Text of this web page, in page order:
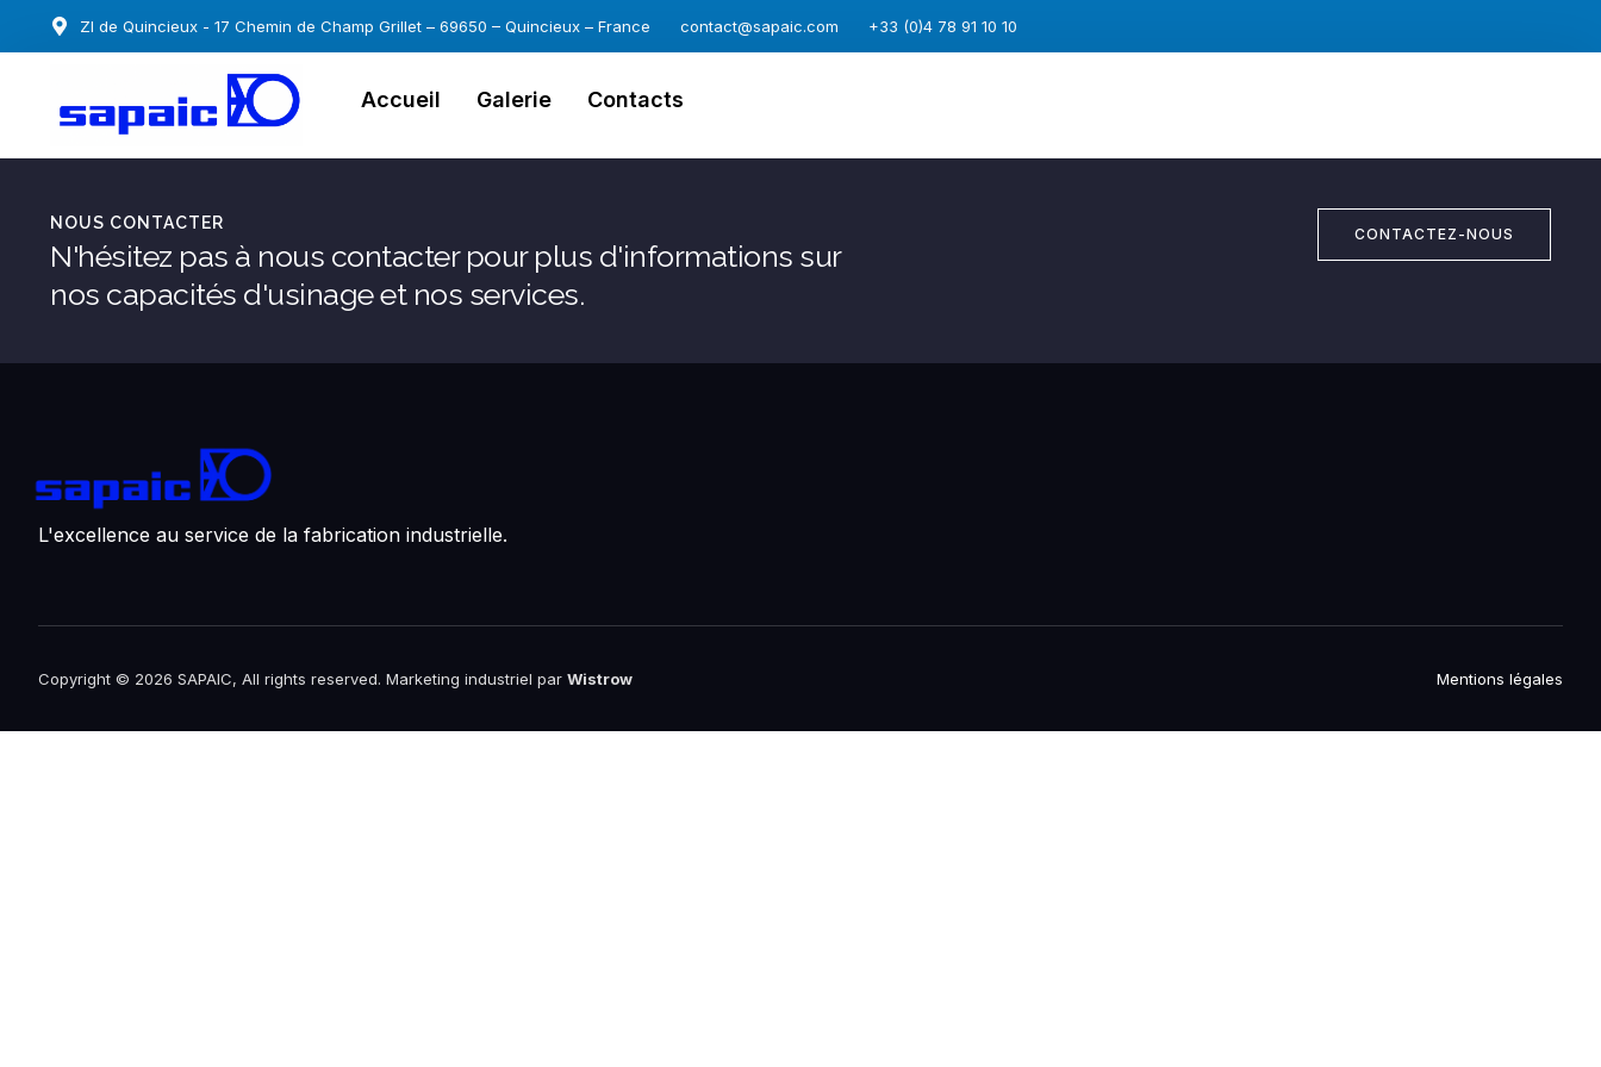
ZI de Quincieux - 17 Chemin de Champ Grillet – 69650 – Quincieux – France contact@sapaic.com +33 (0)4 78 91 10 10
Accueil Galerie Contacts
NOUS CONTACTER
N'hésitez pas à nous contacter pour plus d'informations sur
nos capacités d'usinage et nos services.
CONTACTEZ-NOUS
L'excellence au service de la fabrication industrielle.
Copyright © 2026 SAPAIC, All rights reserved. Marketing industriel par Wistrow Mentions légales